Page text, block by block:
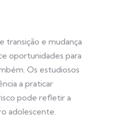
transição e mudança
oportunidades para
Os estudiosos
a praticar
pode refletir a
adolescente.